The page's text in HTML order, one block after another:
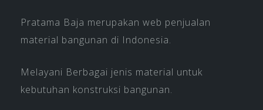
Pratama Baja merupakan web penjualan
material bangunan di Indonesia.
Melayani Berbagai jenis material untuk
kebutuhan konstruksi bangunan.